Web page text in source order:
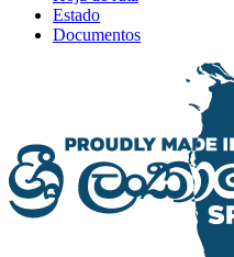
Estado
Documentos